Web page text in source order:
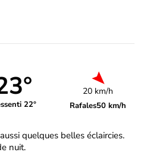
22°
20 km/h
Rafales50 km/h
quelques belles éclaircies.
nuit.